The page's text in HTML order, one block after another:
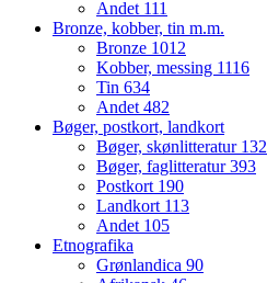
Andet 111
Bronze, kobber, tin m.m.
Bronze 1012
Kobber, messing 1116
Tin 634
Andet 482
Bøger, postkort, landkort
Bøger, skønlitteratur 132
Bøger, faglitteratur393
Postkort 190
Landkort 113
Andet 105
Etnografika
Grønlandica 90